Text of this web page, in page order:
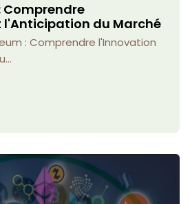
Comprendre
du Marché
: Comprendre l'Innovation